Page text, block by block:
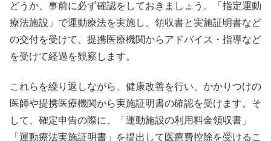
どうか、事前に必ず確認をしておきましょう。「指定運動
療法施設」で運動療法を実施し、領収書と実施証明書など
の交付を受けて、提携医療機関からアドバイス・指導など
を受けて経過を観察します。
これらを繰り返しながら、健康改善を行い、かかりつけの
医師や提携医療機関から実施証明書の確認を受けます。そ
して、確定申告の際に、「運動施設の利用料金領収書」
「運動療法実施証明書」を提出して医療費控除を受けるこ